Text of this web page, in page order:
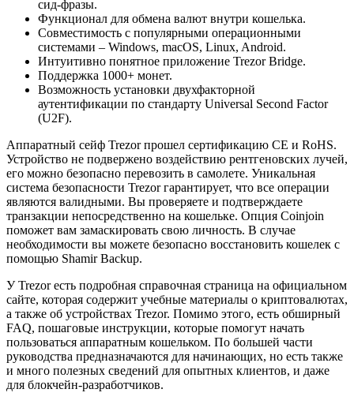
сид-фразы.
Функционал для обмена валют внутри кошелька.
Совместимость с популярными операционными
системами – Windows, macOS, Linux, Android.
Интуитивно понятное приложение Trezor Bridge.
Поддержка 1000+ монет.
Возможность установки двухфакторной
аутентификации по стандарту Universal Second Factor
(U2F).
Аппаратный сейф Trezor прошел сертификацию CE и RoHS.
Устройство не подвержено воздействию рентгеновских лучей,
его можно безопасно перевозить в самолете. Уникальная
система безопасности Trezor гарантирует, что все операции
являются валидными. Вы проверяете и подтверждаете
транзакции непосредственно на кошельке. Опция Coinjoin
поможет вам замаскировать свою личность. В случае
необходимости вы можете безопасно восстановить кошелек с
помощью Shamir Backup.
У Trezor есть подробная справочная страница на официальном
сайте, которая содержит учебные материалы о криптовалютах,
а также об устройствах Trezor. Помимо этого, есть обширный
FAQ, пошаговые инструкции, которые помогут начать
пользоваться аппаратным кошельком. По большей части
руководства предназначаются для начинающих, но есть также
и много полезных сведений для опытных клиентов, и даже
для блокчейн-разработчиков.